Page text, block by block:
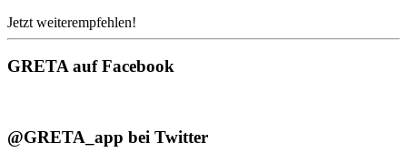
Jetzt weiterempfehlen!
GRETA auf Facebook
@GRETA_app bei Twitter